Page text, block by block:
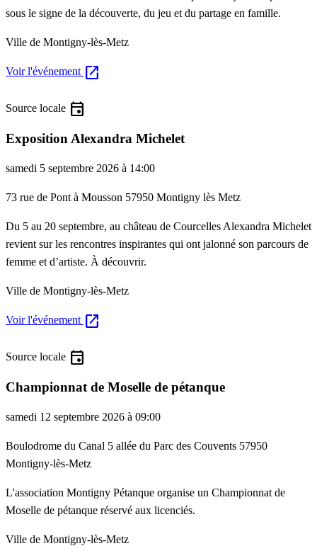
sous le signe de la découverte, du jeu et du partage en famille.
Ville de Montigny-lès-Metz
Voir l'événement open_in_new
Source locale event
Exposition Alexandra Michelet
samedi 5 septembre 2026 à 14:00
73 rue de Pont à Mousson 57950 Montigny lès Metz
Du 5 au 20 septembre, au château de Courcelles Alexandra Michelet
revient sur les rencontres inspirantes qui ont jalonné son parcours de
femme et d’artiste. À découvrir.
Ville de Montigny-lès-Metz
Voir l'événement open_in_new
Source locale event
Championnat de Moselle de pétanque
samedi 12 septembre 2026 à 09:00
Boulodrome du Canal 5 allée du Parc des Couvents 57950
Montigny-lès-Metz
L'association Montigny Pétanque organise un Championnat de
Moselle de pétanque réservé aux licenciés.
Ville de Montigny-lès-Metz